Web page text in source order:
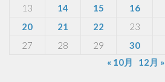
13
14 15 16
20
21 22 23
27
28 29
30
« 10月
12月 »